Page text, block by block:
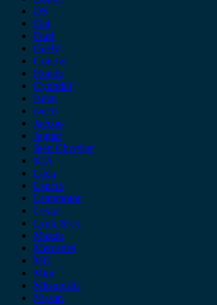
DS
Fiat
Ford
Geely
Gonow
Honda
Hyundai
Isuzu
iveco
Jaecoo
Jaguar
Jeep Chrysler
KIA
Lada
Lancia
Leapmotor
Lexus
Lynk & co
Mazda
Mercedes
MG
Mini
Mitsubishi
Nissan